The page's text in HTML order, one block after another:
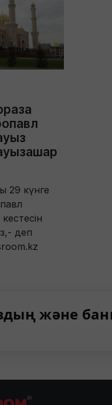
29 күнге
деп
және